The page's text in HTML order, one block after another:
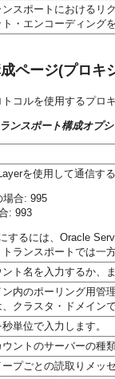
スポートにおけるリ
・エンコーディング
ページ(プロキ
コルを使用するプロ
ンスポート構成オプ
を使用して通信す
場合: 995
: 993
するには、Oracle
ランスポートでは一
ト名を入力するか、
内のポーリング用管
クラスタ・ドメイン
単位で入力します。
ントのサーバーの種
プごとの読取りメッ